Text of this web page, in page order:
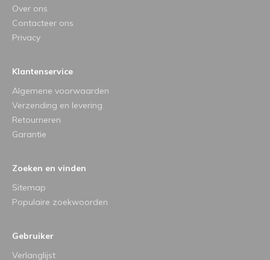
Over ons
Contacteer ons
Privacy
Klantenservice
Algemene voorwaarden
Verzending en levering
Retourneren
Garantie
Zoeken en vinden
Sitemap
Populaire zoekwoorden
Gebruiker
Verlanglijst